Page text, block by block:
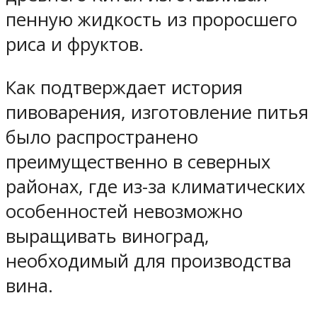
пенную жидкость из проросшего
риса и фруктов.
Как подтверждает история
пивоварения, изготовление питья
было распространено
преимущественно в северных
районах, где из-за климатических
особенностей невозможно
выращивать виноград,
необходимый для производства
вина.